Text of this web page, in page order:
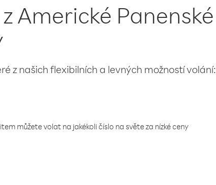
Americké Panenské
z našich flexibilních a levných možností volání:
můžete volat na jakékoli číslo na světe za nízké ceny